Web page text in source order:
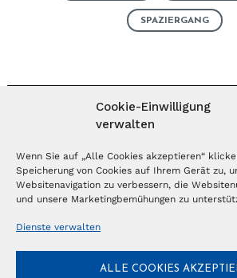
Cookie-Einwilligung
verwalten
Wenn Sie auf „Alle Cookies akzeptieren“
Speicherung von Cookies auf Ihrem Gerät zu,
Websitenavigation zu verbessern, die
und unsere Marketingbemühungen zu
Dienste verwalten
ALLE COOKIES
SPAZIERGANG
MAGAZIN ABONNIEREN
Abonnieren
NEWSLETTER